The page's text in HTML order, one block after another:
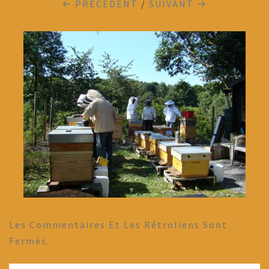
← PRÉCÉDENT / SUIVANT →
Les Commentaires Et Les Rétroliens Sont
Fermés.